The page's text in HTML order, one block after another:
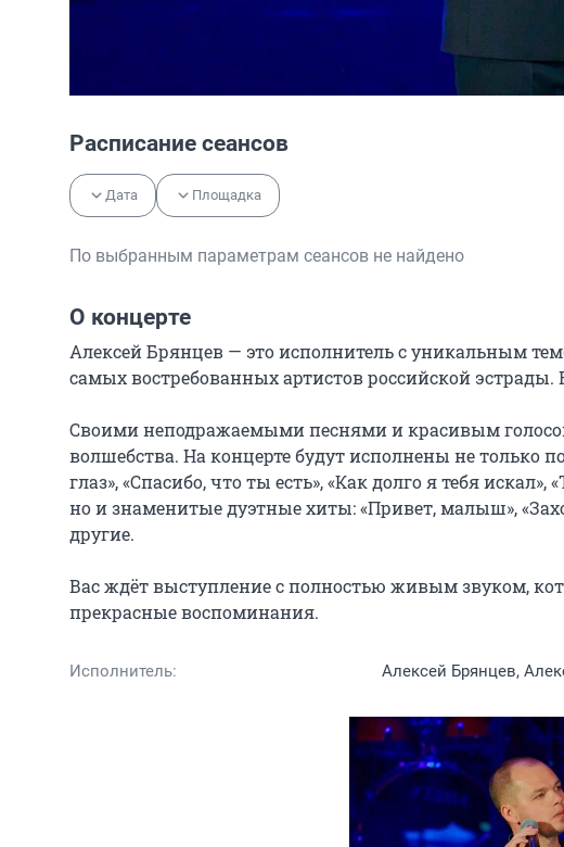
Расписание сеансов
Дата Площадка
По выбранным параметрам сеансов не найдено
О концерте
Алексей Брянцев — это исполнитель с уникальным
самых востребованных артистов российской
Своими неподражаемыми песнями и красивым
волшебства. На концерте будут исполнены не только
глаз», «Спасибо, что ты есть», «Как долго я тебя
но и знаменитые дуэтные хиты: «Привет, малыш»,
другие.
Вас ждёт выступление с полностью живым звуком,
прекрасные воспоминания.
Исполнитель: Алексей Брянцев,